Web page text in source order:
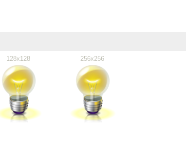
128x128 256x256